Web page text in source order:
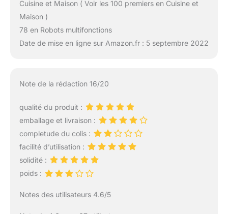
Cuisine et Maison ( Voir les 100 premiers en Cuisine et
Maison )
78 en Robots multifonctions
Date de mise en ligne sur Amazon.fr : 5 septembre 2022
Note de la rédaction 16/20
qualité du produit :
emballage et livraison :
completude du colis :
facilité d’utilisation :
solidité :
poids :
Notes des utilisateurs 4.6/5